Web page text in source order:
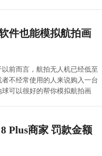
件也能模拟航拍画
前而言，航拍无人机已经低至
不经常使用的人来说购入一台
可以很好的帮你模拟航拍画
2021-02-23 12:59:41
Plus商家 罚款金额